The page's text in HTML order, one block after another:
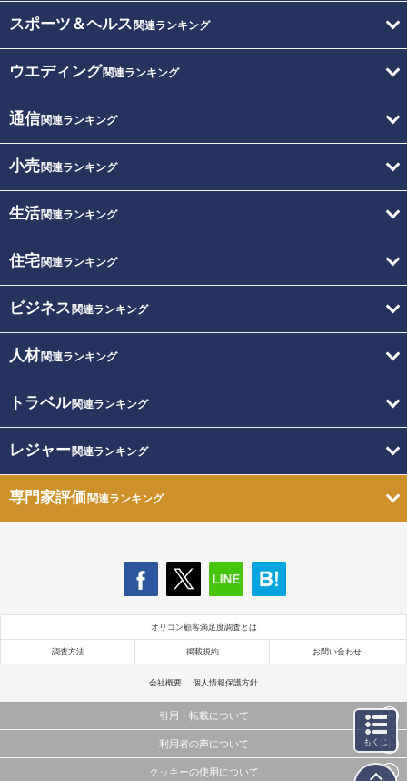
スポーツ＆ヘルス 関連ランキング
ウエディング関連ランキング
通信関連ランキング
小売関連ランキング
生活関連ランキング
住宅関連ランキング
ビジネス 関連ランキング
人材関連ランキング
トラベル関連ランキング
レジャー関連ランキング
専門家評価関連ランキング
オリコン顧客満足度調査とは
調査方法 掲載規約 お問い合わせ
会社概要 個人情報保護方針
引用・転載について
当サイトで公開されている情報（文字、写真、イラスト、画像データ等）及びこれらの配置・
利用者の声について
当サイトに掲載している内容はすべてサービスの利用者が提出された見解・感想です。
クッキーの使用について
もくじ